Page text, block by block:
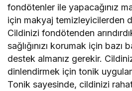
fondötenler ile yapacağınız
için makyaj temizleyicilerden
Cildinizi fondötenden
sağlığınızı korumak için bazı
destek almanız gerekir.
dinlendirmek için tonik
Tonik sayesinde, cildinizi